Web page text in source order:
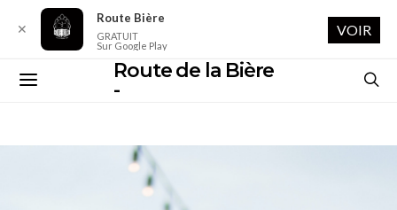
Route de la Bière
-
✕
Route Bière
GRATUIT
Sur Google Play
VOIR